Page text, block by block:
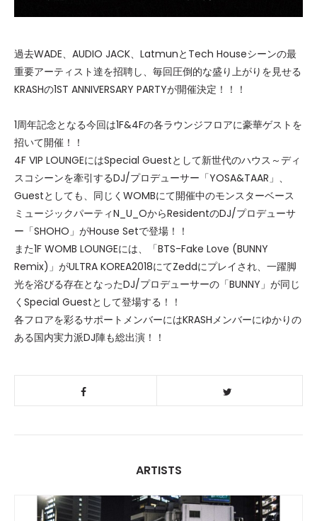
過去WADE、AUDIO JACK、LatmunとTech Houseシーンの最
重要アーティスト達を招聘し、毎回圧倒的な盛り上がりを見せる
KRASHの1ST ANNIVERSARY PARTYが開催決定！！！
1周年記念となる今回は1F&4Fの各ラウンジフロアに豪華ゲストを
招いて開催！！
4F VIP LOUNGEにはSpecial Guestとして新世代のハウス～ディ
スコシーンを牽引するDJ/プロデューサー「YOSA&TAAR」、
Guestとしても、同じくWOMBにて開催中のモンスターベース
ミュージックパーティN_U_OからResidentのDJ/プロデューサ
ー「SHOHO」がHouse Setで登場！！
また1F WOMB LOUNGEには、「BTS-Fake Love (BUNNY
Remix)」がULTRA KOREA2018にてZeddにプレイされ、一躍脚
光を浴びる存在となったDJ/プロデューサーの「BUNNY」が同じ
くSpecial Guestとして登場する！！
各フロアを彩るサポートメンバーにはKRASHメンバーにゆかりの
ある国内実力派DJ陣も総出演！！
ARTISTS